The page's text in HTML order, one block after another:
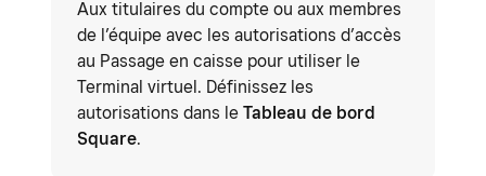
Aux titulaires du compte ou aux membres
de l’équipe avec les autorisations d’accès
au Passage en caisse pour utiliser le
Terminal virtuel. Définissez les
autorisations dans le Tableau de bord
Square.